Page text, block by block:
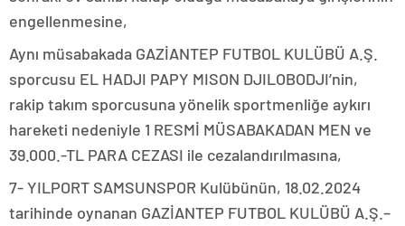
engellenmesine,
Aynı müsabakada GAZİANTEP FUTBOL KULÜBÜ A.Ş.
sporcusu EL HADJI PAPY MISON DJILOBODJI’nin,
rakip takım sporcusuna yönelik sportmenliğe aykırı
hareketi nedeniyle 1 RESMİ MÜSABAKADAN MEN ve
39.000.-TL PARA CEZASI ile cezalandırılmasına,
7- YILPORT SAMSUNSPOR Kulübünün, 18.02.2024
tarihinde oynanan GAZİANTEP FUTBOL KULÜBÜ A.Ş.–